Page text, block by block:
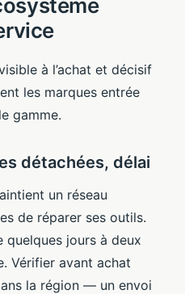
à l’achat et décisif
les marques entrée
gamme.
détachées, délai
un réseau
de réparer ses outils.
quelques jours à deux
Vérifier avant achat
la région — un envoi